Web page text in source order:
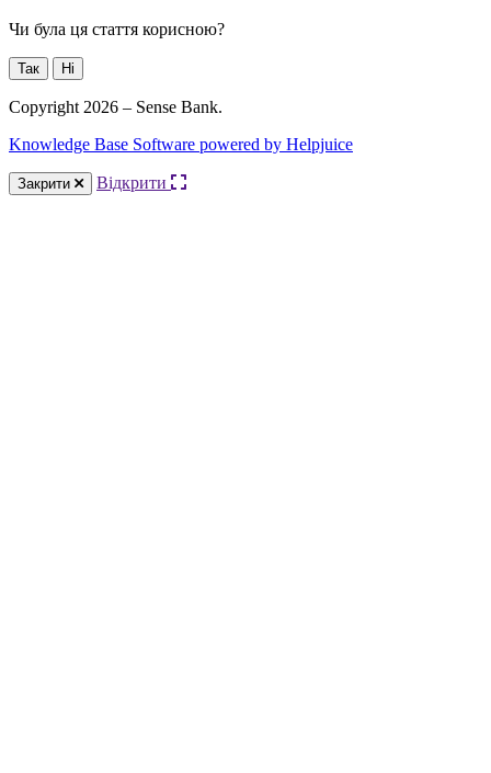
Чи була ця стаття корисною?
Так Ні
Copyright 2026 – Sense Bank.
Knowledge Base Software powered by Helpjuice
Закрити Відкрити